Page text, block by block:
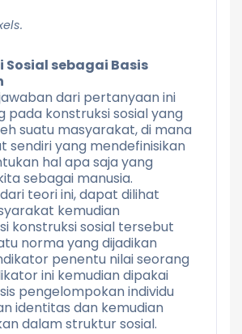
Sosial sebagai Basis
dari pertanyaan ini
pada konstruksi sosial yang
suatu masyarakat, di mana
sendiri yang mendefinisikan
hal apa saja yang
sebagai manusia.
teori ini, dapat dilihat
kemudian
konstruksi sosial tersebut
norma yang dijadikan
penentu nilai seorang
ini kemudian dipakai
pengelompokan individu
identitas dan kemudian
dalam struktur sosial.